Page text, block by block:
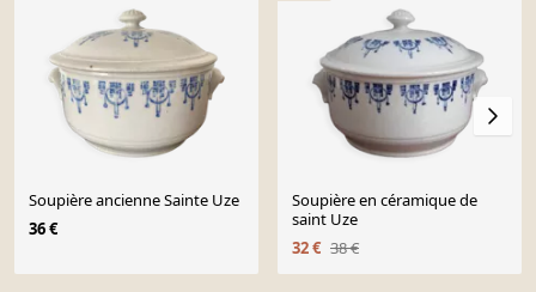
Soupière ancienne Sainte Uze
36 €
Soupière en céramique de
saint Uze
32 € 38 €